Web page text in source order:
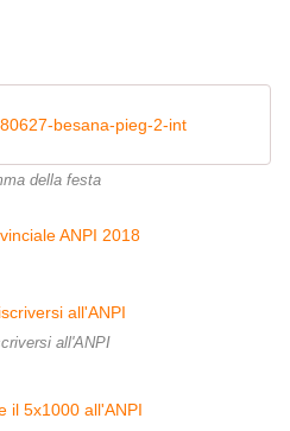
besana-pieg-2-int
della festa
all'ANPI